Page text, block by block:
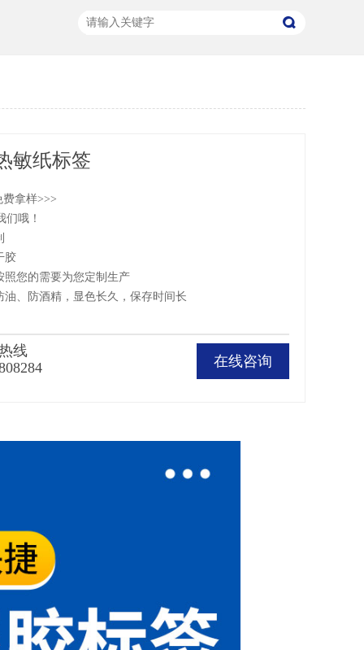
敏纸标签
拿样>>>
们哦！
胶
照您的需要为您定制生产
油、防酒精，显色长久，保存时间长
在线咨询
线